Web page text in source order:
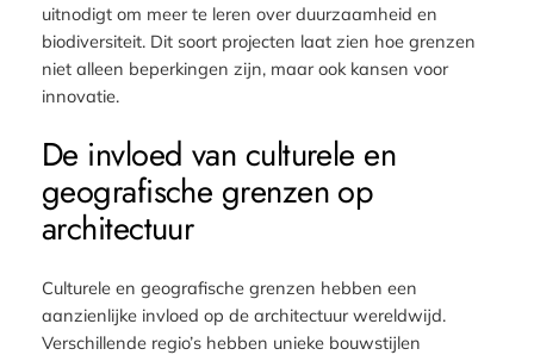
uitnodigt om meer te leren over duurzaamheid en
biodiversiteit. Dit soort projecten laat zien hoe grenzen
niet alleen beperkingen zijn, maar ook kansen voor
innovatie.
De invloed van culturele en
geografische grenzen op
architectuur
Culturele en geografische grenzen hebben een
aanzienlijke invloed op de architectuur wereldwijd.
Verschillende regio’s hebben unieke bouwstijlen